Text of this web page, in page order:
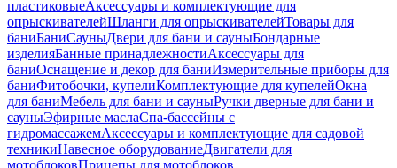
пластиковыеАксессуары и комплектующие для
опрыскивателейШланги для опрыскивателейТовары для
баниБаниСауныДвери для бани и сауныБондарные
изделияБанные принадлежностиАксессуары для
баниОснащение и декор для баниИзмерительные приборы для
баниФитобочки, купелиКомплектующие для купелейОкна
для баниМебель для бани и сауныРучки дверные для бани и
сауныЭфирные маслаСпа-бассейны с
гидромассажемАксессуары и комплектующие для садовой
техникиНавесное оборудованиеДвигатели для
мотоблоковПрицепы для мотоблоков,